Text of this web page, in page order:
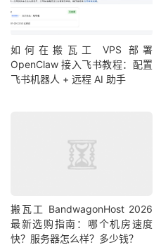
如何在搬瓦工 VPS 部署
OpenClaw 接入飞书教程：配置
飞书机器人 + 远程 AI 助手
搬瓦工 BandwagonHost 2026
最新选购指南：哪个机房速度
快？服务器怎么样？多少钱？